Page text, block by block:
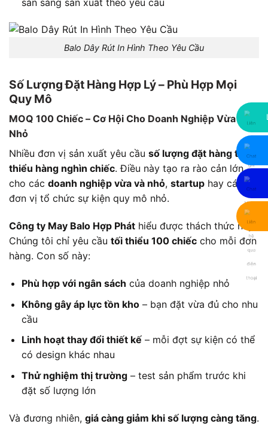
Balo Dây Rút In Hình Theo Yêu Cầu
Số Lượng Đặt Hàng Hợp Lý – Phù Hợp Mọi
Quy Mô
MOQ 100 Chiếc – Cơ Hội Cho Doanh Nghiệp Vừa Và
Nhỏ
Nhiều đơn vị sản xuất yêu cầu số lượng đặt hàng tối
thiểu hàng nghìn chiếc. Điều này tạo ra rào cản lớn
cho các doanh nghiệp vừa và nhỏ, startup hay các
đơn vị tổ chức sự kiện quy mô nhỏ.
Công ty May Balo Hợp Phát hiểu được thách thức này.
Chúng tôi chỉ yêu cầu tối thiểu 100 chiếc cho mỗi đơn
hàng. Con số này:
Phù hợp với ngân sách của doanh nghiệp nhỏ
Không gây áp lực tồn kho– bạn đặt vừa đủ cho nhu
cầu
Linh hoạt thay đổi thiết kế– mỗi đợt sự kiện có thể
có design khác nhau
Thử nghiệm thị trường– test sản phẩm trước khi
đặt số lượng lớn
Và đương nhiên, giá càng giảm khi số lượng càng tăng.